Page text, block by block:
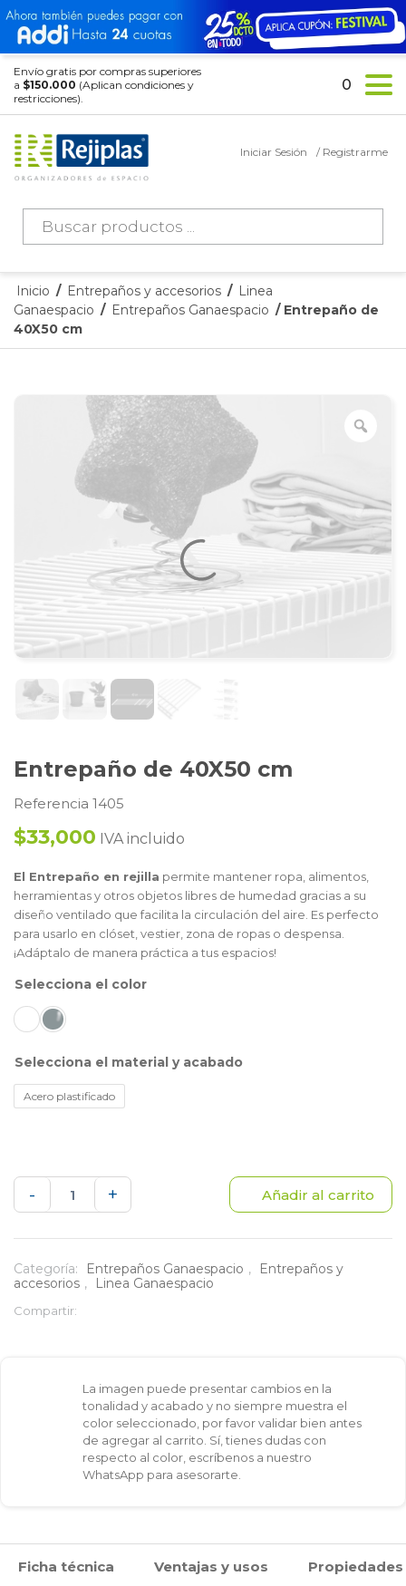
Envío gratis por compras superiores
a $150.000 (Aplican condiciones y
restricciones).
Búsqueda
productos
Iniciar Sesión / Registrarme
0
Inicio / Entrepaños y accesorios / Linea
Ganaespacio / Entrepaños Ganaespacio / Entrepaño de
40X50 cm
Entrepaño de 40X50 cm
Referencia 1405
$33,000 IVA incluido
El Entrepaño en rejilla permite mantener ropa, alimentos,
herramientas y otros objetos libres de humedad gracias a su
diseño ventilado que facilita la circulación del aire. Es perfecto
para usarlo en clóset, vestier, zona de ropas o despensa.
¡Adáptalo de manera práctica a tus espacios!
color
material y acabado
Acero plastificado
-
Entrepaño
40X50
cm
+ Añadir al carrito
Categoría: Entrepaños Ganaespacio ,
Entrepaños y
accesorios , Linea Ganaespacio
Compartir:
La imagen puede presentar cambios en la
tonalidad y acabado y no siempre muestra el
color seleccionado, por favor validar bien antes
de agregar al carrito. Sí, tienes dudas con
respecto al color, escríbenos a nuestro
WhatsApp para asesorarte.
Ficha técnica Ventajas y usos Propiedades